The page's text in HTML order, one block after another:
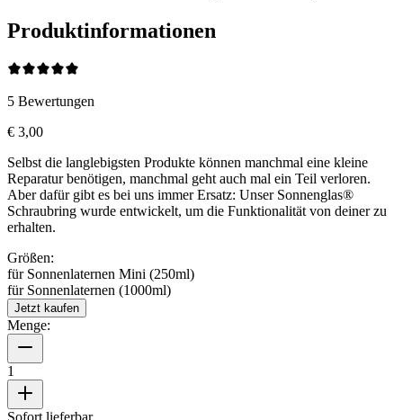
Produktinformationen
5 Bewertungen
€ 3,00
Selbst die langlebigsten Produkte können manchmal eine kleine
Reparatur benötigen, manchmal geht auch mal ein Teil verloren.
Aber dafür gibt es bei uns immer Ersatz: Unser Sonnenglas®
Schraubring wurde entwickelt, um die Funktionalität von deinerzu
erhalten.
Größen:
für Sonnenlaternen Mini (250ml)
für Sonnenlaternen (1000ml)
Jetzt kaufen
Menge:
1
Sofort lieferbar